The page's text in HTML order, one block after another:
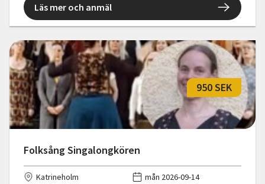
Läs mer och anmäl
Folksång Singalongkören
950 SEK
Katrineholm
mån 2026-09-14